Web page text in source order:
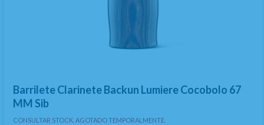
Barrilete Clarinete Backun Lumiere Cocobolo 67
MM Sib
CONSULTAR STOCK. AGOTADO TEMPORALMENTE.